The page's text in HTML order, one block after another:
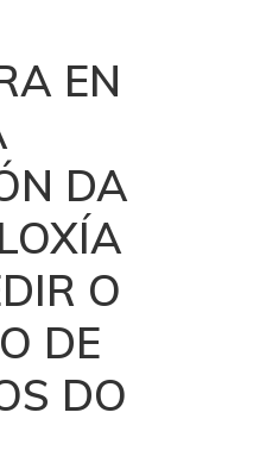
EN
DA
O
DE
DO